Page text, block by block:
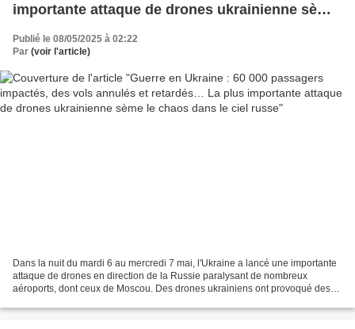
importante attaque de drones ukrainienne sème
Publié le 08/05/2025 à 02:22
Par (voir l'article)
Dans la nuit du mardi 6 au mercredi 7 mai, l'Ukraine a lancé une importante
attaque de drones en direction de la Russie paralysant de nombreux
aéroports, dont ceux de Moscou. Des drones ukrainiens ont provoqué des